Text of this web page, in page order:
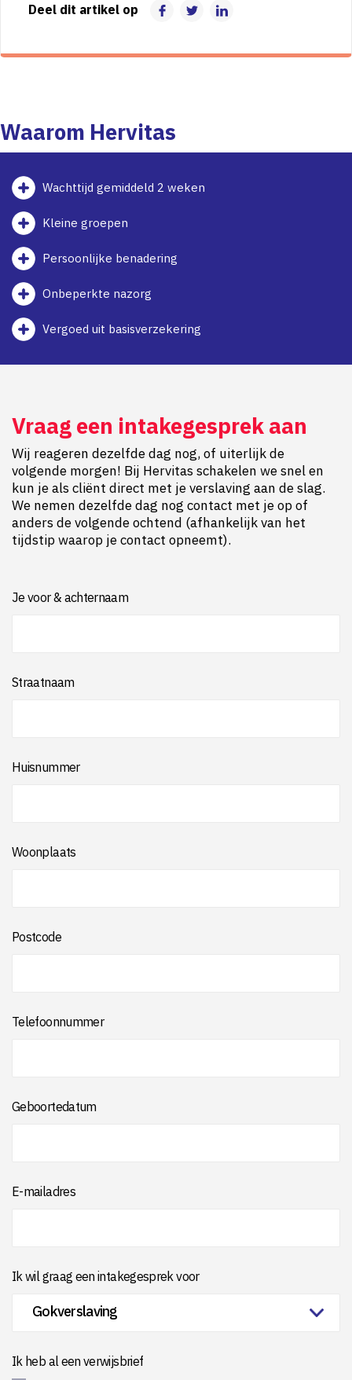
Deel dit artikel op
Waarom Hervitas
Wachttijd gemiddeld 2 weken
Kleine groepen
Persoonlijke benadering
Onbeperkte nazorg
Vergoed uit basisverzekering
Vraag een intakegesprek aan
Wij reageren dezelfde dag nog, of uiterlijk de
volgende morgen! Bij Hervitas schakelen we snel en
kun je als cliënt direct met je verslaving aan de slag.
We nemen dezelfde dag nog contact met je op of
anders de volgende ochtend (afhankelijk van het
tijdstip waarop je contact opneemt).
Je voor & achternaam
Straatnaam
Huisnummer
Woonplaats
Postcode
Telefoonnummer
Geboortedatum
E-mailadres
Ik wil graag een intakegesprek voor
Ik heb al een verwijsbrief